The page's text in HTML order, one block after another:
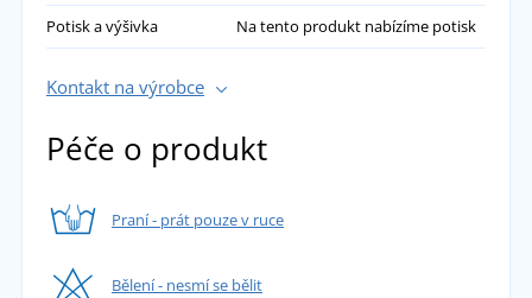
Potisk a výšivka Na tento produkt nabízíme potisk
Kontakt na výrobce
Péče o produkt
Praní - prát pouze v ruce
Bělení - nesmí se bělit